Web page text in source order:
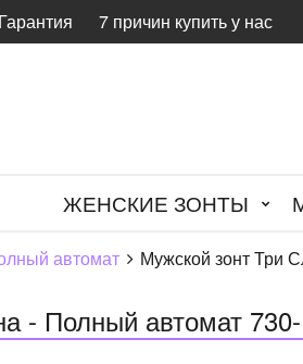
Гарантия 7 причин купить у нас
ЖЕНСКИЕ ЗОНТЫ
автомат Мужской зонт Три
- Полный автомат